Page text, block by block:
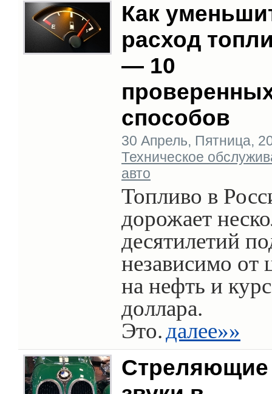
Как
расход
— 10
способов
30 Апрель, Пятница,
Техническое
авто
Топливо в
дорожает
десятилетий
независимо от
на нефть и курс
доллара.
Это.далее»»
Стреляющие